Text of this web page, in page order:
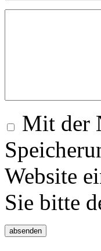
Mit der
Website
Sie bitte